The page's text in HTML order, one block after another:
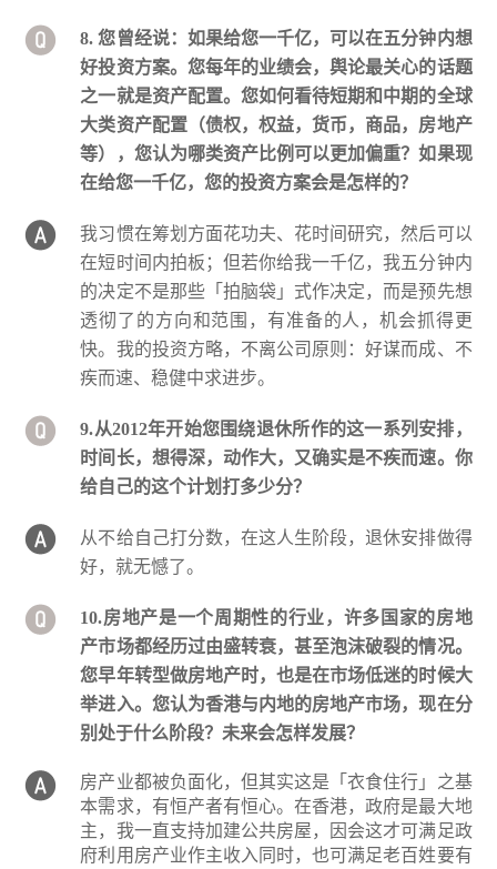
8. 您曾经说：如果给您一千亿，可以在五分钟内想
好投资方案。您每年的业绩会，舆论最关心的话题
之一就是资产配置。您如何看待短期和中期的全球
大类资产配置（债权，权益，货币，商品，房地产
等），您认为哪类资产比例可以更加偏重？如果现
在给您一千亿，您的投资方案会是怎样的？
我习惯在筹划方面花功夫、花时间研究，然后可以
在短时间内拍板；但若你给我一千亿，我五分钟内
的决定不是那些「拍脑袋」式作决定，而是预先想
透彻了的方向和范围，有准备的人，机会抓得更
快。我的投资方略，不离公司原则：好谋而成、不
疾而速、稳健中求进步。
9.从2012年开始您围绕退休所作的这一系列安排，
时间长，想得深，动作大，又确实是不疾而速。你
给自己的这个计划打多少分？
从不给自己打分数，在这人生阶段，退休安排做得
好，就无憾了。
10.房地产是一个周期性的行业，许多国家的房地
产市场都经历过由盛转衰，甚至泡沫破裂的情况。
您早年转型做房地产时，也是在市场低迷的时候大
举进入。您认为香港与内地的房地产市场，现在分
别处于什么阶段？未来会怎样发展？
房产业都被负面化，但其实这是「衣食住行」之基
本需求，有恒产者有恒心。在香港，政府是最大地
主，我一直支持加建公共房屋，因会这才可满足政
府利用房产业作主收入同时，也可满足老百姓要有